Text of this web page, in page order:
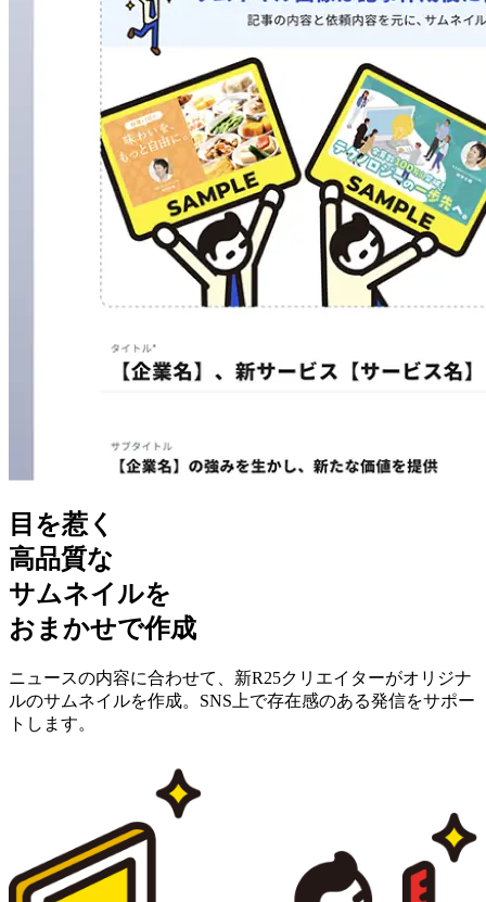
目を惹く
高品質な
サムネイルを
おまかせで作成
ニュースの内容に合わせて、新R25クリエイターがオリジナ
ルのサムネイルを作成。SNS上で存在感のある発信をサポー
トします。